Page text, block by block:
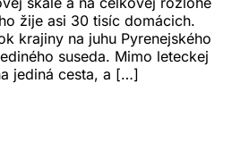
žije asi 30 tisíc domácich.
krajiny na juhu Pyrenejského
suseda. Mimo leteckej
jediná cesta, a […]